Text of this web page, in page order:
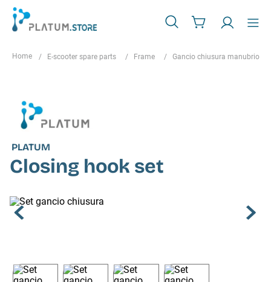
E-scooter spare parts Frame Gancio chiusura manubrio
PLATUM
Closing hook set